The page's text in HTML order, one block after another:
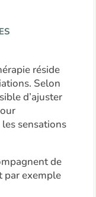
réside
Selon
d’ajuster
sensations
de
par exemple